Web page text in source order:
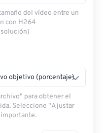
del vídeo entre un
con H264
objetivo (porcentaje)
para obtener el
Seleccione "Ajustar